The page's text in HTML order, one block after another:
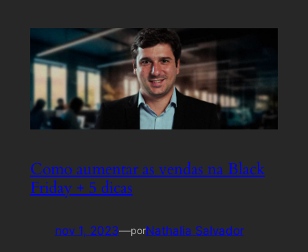
Como aumentar as vendas na Black
Friday + 5 dicas
nov 1, 2023—porNathalia Salvador